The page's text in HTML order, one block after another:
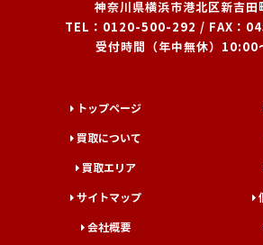
神奈川県横浜市港北区新吉
TEL： 0120-500-292 / FAX：
受付時間（年中無休）
トップページ
買取について
買取エリア
サイトマップ
会社概要